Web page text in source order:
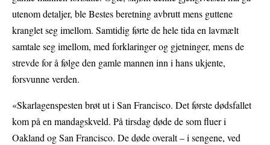
utenom detaljer, ble Bestes beretning avbrutt mens guttene
kranglet seg imellom. Samtidig førte de hele tida en lavmælt
samtale seg imellom, med forklaringer og gjetninger, mens de
strevde for å følge den gamle mannen inn i hans ukjente,
forsvunne verden.
«Skarlagenspesten brøt ut i San Francisco. Det første dødsfallet
kom på en mandagskveld. På tirsdag døde de som fluer i
Oakland og San Francisco. De døde overalt – i sengene, ved